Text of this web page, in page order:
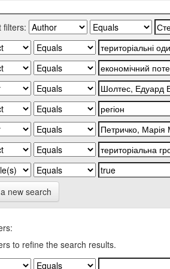
filters:
new search
to refine the search results.